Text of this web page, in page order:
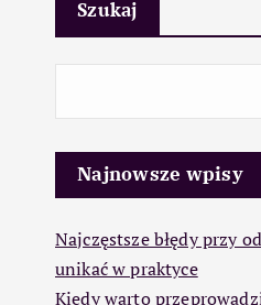
Szukaj
Najnowsze wpisy
Najczęstsze błędy przy
unikać w praktyce
Kiedy warto